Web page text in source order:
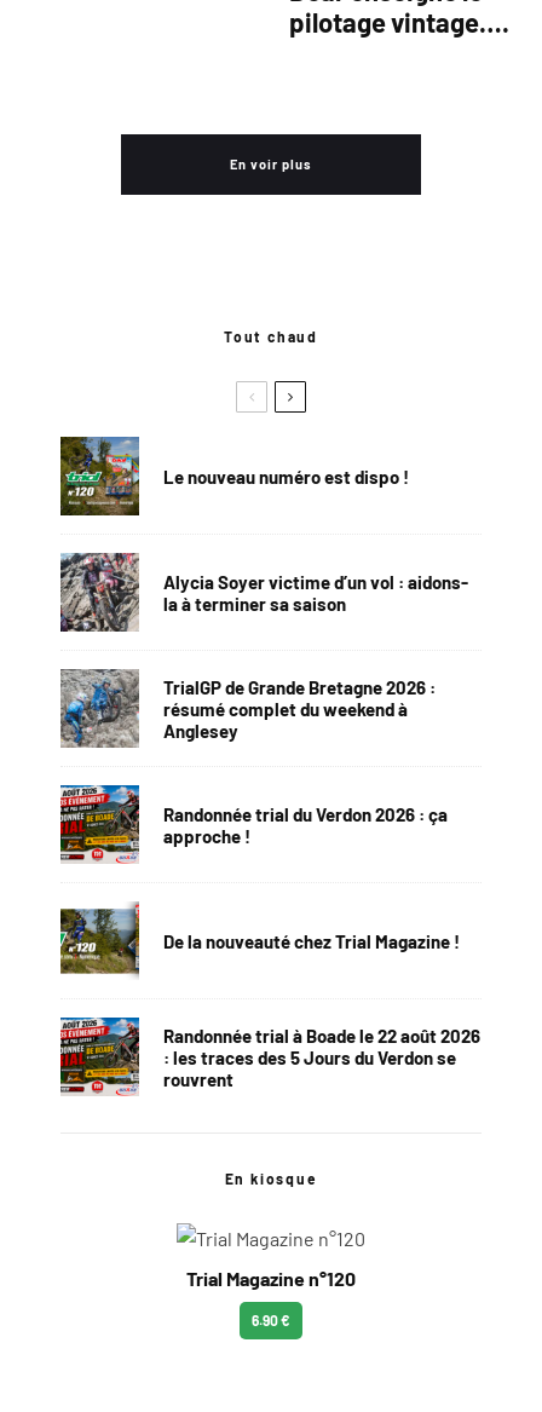
pilotage vintage….
En voir plus
Tout chaud
Le nouveau numéro est dispo !
Alycia Soyer victime d’un vol : aidons-
la à terminer sa saison
TrialGP de Grande Bretagne 2026 :
résumé complet du weekend à
Anglesey
Randonnée trial du Verdon 2026 : ça
approche !
De la nouveauté chez Trial Magazine !
Randonnée trial à Boade le 22 août 2026
: les traces des 5 Jours du Verdon se
rouvrent
En kiosque
Trial Magazine n°120
6.90 €